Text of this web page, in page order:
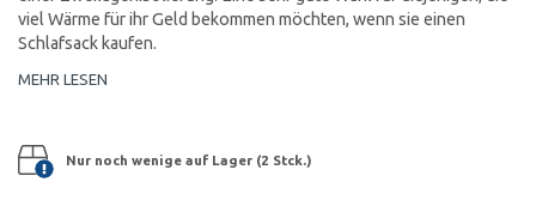
viel Wärme für ihr Geld bekommen möchten, wenn sie einen
Schlafsack kaufen.
MEHR LESEN
Nur noch wenige auf Lager (2 Stck.)